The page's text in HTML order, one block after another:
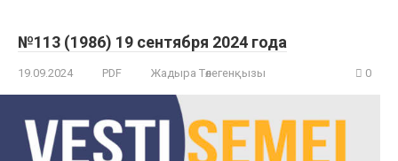
№113 (1986) 19 сентября 2024 года
19.09.2024 PDF Жадыра Төлегенқызы 0